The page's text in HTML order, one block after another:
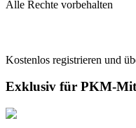
Alle Rechte vorbehalten
Kostenlos registrieren und
Exklusiv für PKM-